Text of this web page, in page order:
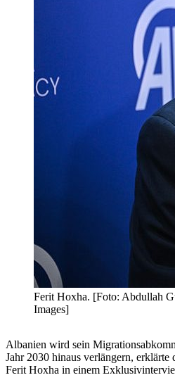
Ferit Hoxha. [Foto: Abdullah
Images]
Albanien wird sein
Jahr 2030 hinaus verlängern, erklärte
Ferit Hoxha in einem